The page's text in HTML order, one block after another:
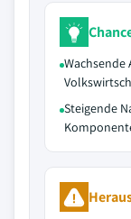
Steigende